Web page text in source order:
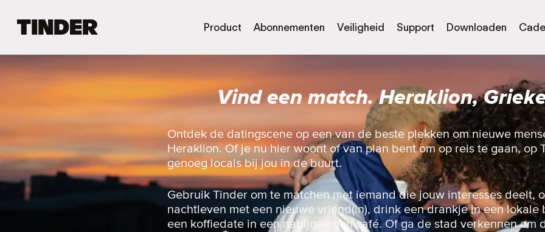
e
p
a
g
Product Abonnementen Veiligheid Support Downloaden
Vind een match. Heraklion,
Ontdek de datingscene op een van de beste plekken om nieuwe
Heraklion. Of je nu hier woont of van plan bent om op reis te gaan, op
genoeg locals bij jou in de buurt.
Gebruik Tinder om te matchen met iemand die jouw interesses deelt,
nachtleven met een nieuwe vriend(in), drink een drankje in een lokale
een koffiedate in een nabijgelegen café. Of ga de stad verkennen om